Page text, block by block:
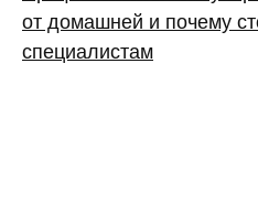
от домашней и почему
специалистам